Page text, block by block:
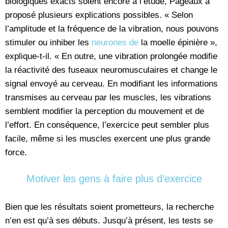
proposé plusieurs explications possibles. « Selon
l’amplitude et la fréquence de la vibration, nous pouvons
stimuler ou inhiber les neurones de la moelle épinière »,
explique-t-il. « En outre, une vibration prolongée modifie
la réactivité des fuseaux neuromusculaires et change le
signal envoyé au cerveau. En modifiant les informations
transmises au cerveau par les muscles, les vibrations
semblent modifier la perception du mouvement et de
l’effort. En conséquence, l’exercice peut sembler plus
facile, même si les muscles exercent une plus grande
force.
Motiver les gens à faire plus d’exercice
Bien que les résultats soient prometteurs, la recherche
n’en est qu’à ses débuts. Jusqu’à présent, les tests se